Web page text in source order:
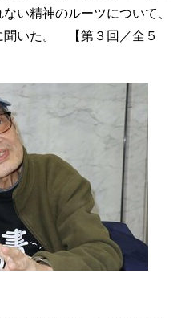
なるということ
という選択
方
い精神のルーツについて、
聞いた。 【第３回／全５